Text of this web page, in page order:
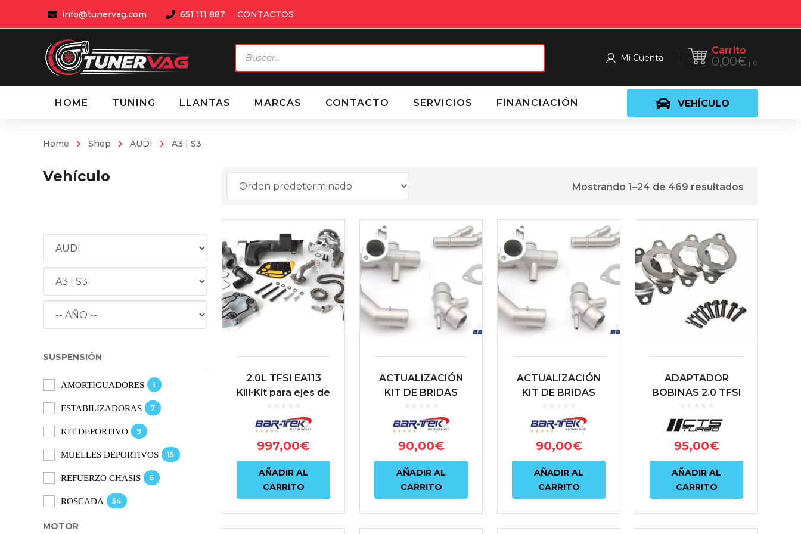
info@tunervag.com 651 111 887 CONTACTOS
Carrito
0,00€ 0
Mi Cuenta
de
productos
VEHÍCULO
HOME TUNING LLANTAS MARCAS CONTACTO SERVICIOS FINANCIACIÓN
Home Shop AUDI A3 | S3
Vehículo
SUSPENSIÓN
AMORTIGUADORES 1
ESTABILIZADORAS 7
KIT DEPORTIVO 9
MUELLES DEPORTIVOS 15
REFUERZO CHASIS 6
ROSCADA 54
MOTOR
Mostrando 1–24 de 469 resultados
2.0L TFSI EA113
Kill-Kit para ejes de
TEK®.
997,00€
AÑADIR AL
CARRITO
ACTUALIZACIÓN
KIT DE BRIDAS
REFRIGERANTE
BARTEK
90,00€
AÑADIR AL
CARRITO
ACTUALIZACIÓN
KIT DE BRIDAS
REFRIGERANTE
BARTEK
90,00€
AÑADIR AL
CARRITO
ADAPTADOR
BOBINAS 2.0 TFSI
1.8T 20V
95,00€
AÑADIR AL
CARRITO